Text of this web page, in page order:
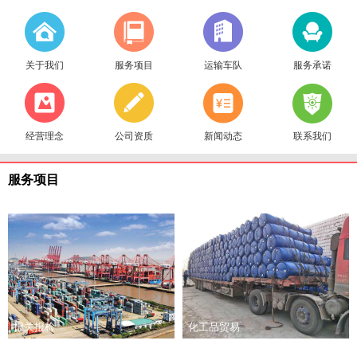
关于我们 服务项目 运输车队 服务承诺
经营理念 公司资质 新闻动态 联系我们
服务项目
报关报检 化工品贸易